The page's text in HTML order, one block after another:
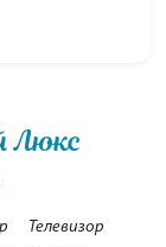
Люкс
Телевизор